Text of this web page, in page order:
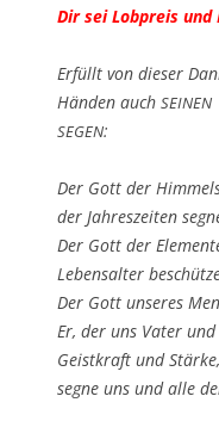
Dir sei Lob­preis
Erfüllt von die­ser
Hän­den auch SEINEN
SEGEN:
Der Gott der
der Jah­res­zei­ten
Der Gott der
Lebens­al­ter
Der Gott unse­res
Er, der uns Vater
Geist­kraft und Stär­ke,
seg­ne uns und alle